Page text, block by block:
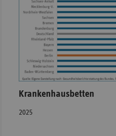
Krankenhausbetten
2025